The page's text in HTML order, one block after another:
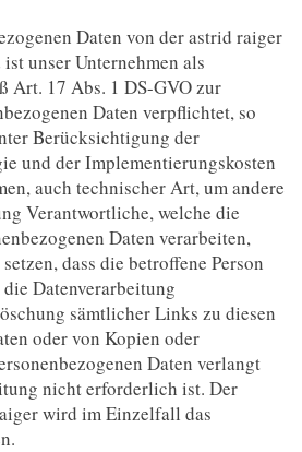
Daten von der astrid raiger
unser Unternehmen als
Art. 17 Abs. 1 DS-GVO zur
Daten verpflichtet, so
Berücksichtigung der
und der Implementierungskosten
auch technischer Art, um andere
Verantwortliche, welche die
Daten verarbeiten,
dass die betroffene Person
Datenverarbeitung
sämtlicher Links zu diesen
oder von Kopien oder
Daten verlangt
nicht erforderlich ist. Der
wird im Einzelfall das